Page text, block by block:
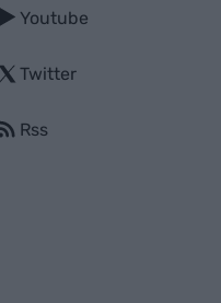
Youtube
Twitter
Rss